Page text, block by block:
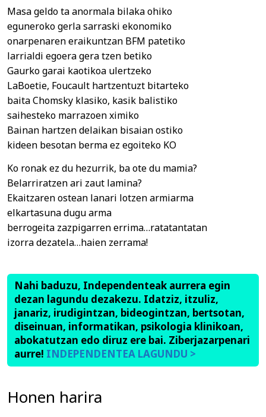
Masa geldo ta anormala bilaka ohiko
eguneroko gerla sarraski ekonomiko
onarpenaren eraikuntzan BFM patetiko
larrialdi egoera gera tzen betiko
Gaurko garai kaotikoa ulertzeko
LaBoetie, Foucault hartzentuzt bitarteko
baita Chomsky klasiko, kasik balistiko
saihesteko marrazoen ximiko
Bainan hartzen delaikan bisaian ostiko
kideen besotan berma ez egoiteko KO
Ko ronak ez du hezurrik, ba ote du mamia?
Belarriratzen ari zaut lamina?
Ekaitzaren ostean lanari lotzen armiarma
elkartasuna dugu arma
berrogeita zazpigarren errima…ratatantatan
izorra dezatela…haien zerrama!
Nahi baduzu, Independenteak aurrera egin
dezan lagundu dezakezu. Idatziz, itzuliz,
janariz, irudigintzan, bideogintzan, bertsotan,
diseinuan, informatikan, psikologia klinikoan,
abokatutzan edo diruz ere bai. Ziberjazarpenari
aurre! INDEPENDENTEA LAGUNDU >
Honen harira